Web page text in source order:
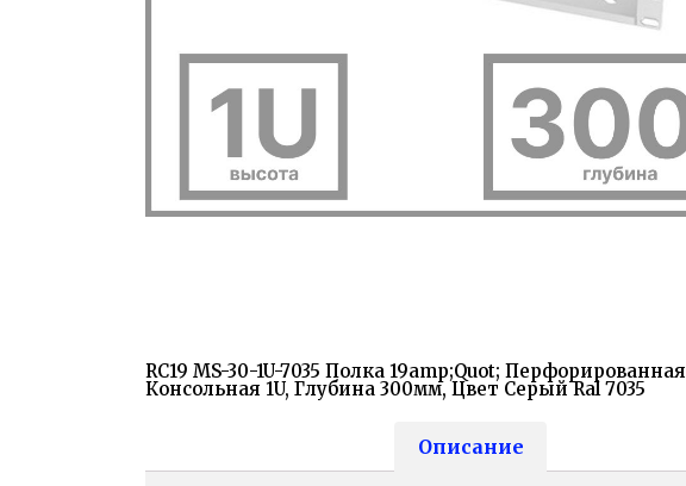
RC19 MS-30-1U-7035 Полка 19amp;quot; Перфорированная
Консольная 1U, Глубина 300мм, Цвет Серый Ral 7035
Описание